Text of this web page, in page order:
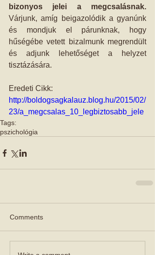
Várjunk, amíg beigazolódik a gyanúnk
és mondjuk el párunknak, hogy
hűségébe vetett bizalmunk megrendült
és adjunk lehetőséget a helyzet
tisztázására.
Eredeti Cikk:
http://boldogsagkalauz.blog.hu/2015/02/
23/a_megcsalas_10_legbiztosabb_jele
Tags:
pszichológia
Comments